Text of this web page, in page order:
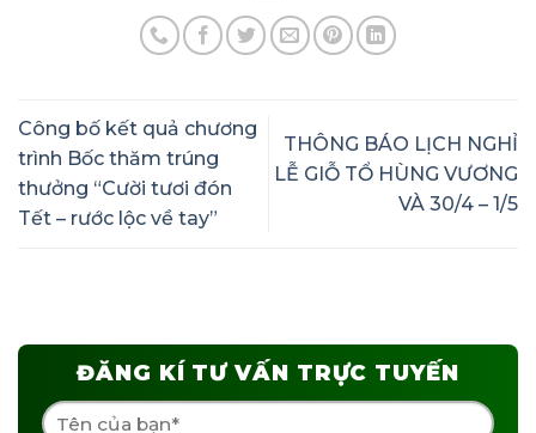
Công bố kết quả chương
trình Bốc thăm trúng
thưởng “Cười tươi đón
Tết – rước lộc về tay”
THÔNG BÁO LỊCH NGHỈ
LỄ GIỖ TỔ HÙNG VƯƠNG
VÀ 30/4 – 1/5
ĐĂNG KÍ TƯ VẤN TRỰC TUYẾN